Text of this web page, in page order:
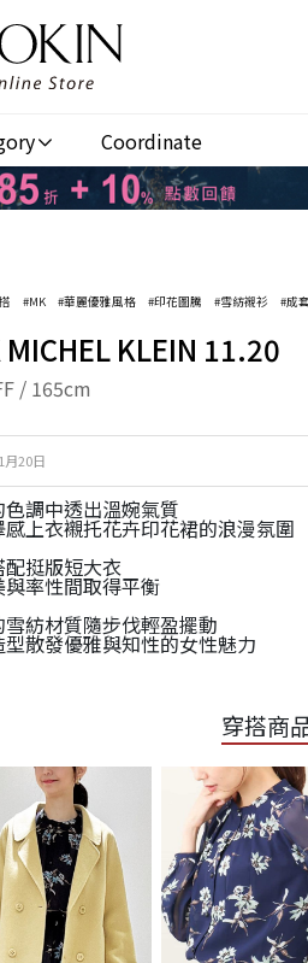
Coordinate
#MK #華麗優雅風格 #印花圖騰 #雪紡襯衫 #成
MICHEL KLEIN 11.20
/ 165cm
月20日
調中透出溫婉氣質
上衣襯托花卉印花裙的浪漫氛圍
挺版短大衣
與率性間取得平衡
紡材質隨步伐輕盈擺動
散發優雅與知性的女性魅力
穿搭商